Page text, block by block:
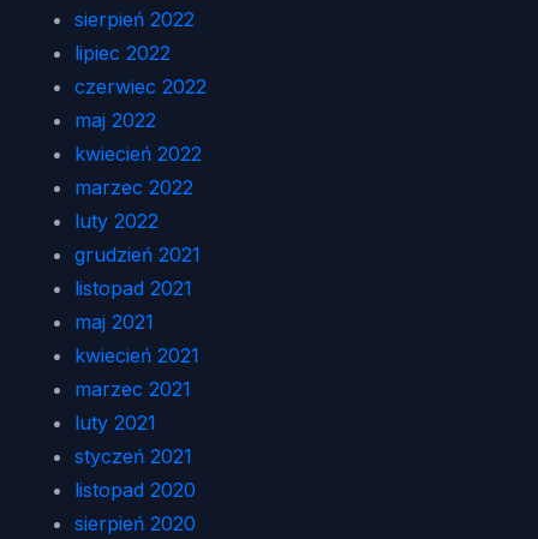
sierpień 2022
lipiec 2022
czerwiec 2022
maj 2022
kwiecień 2022
marzec 2022
luty 2022
grudzień 2021
listopad 2021
maj 2021
kwiecień 2021
marzec 2021
luty 2021
styczeń 2021
listopad 2020
sierpień 2020